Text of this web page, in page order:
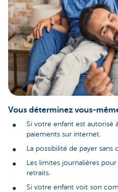
Vous déterminez vous-
Si votre enfant est autorisé
paiements sur internet.
La possibilité de payer
Les limites journalières
retraits.
Si votre enfant voit son